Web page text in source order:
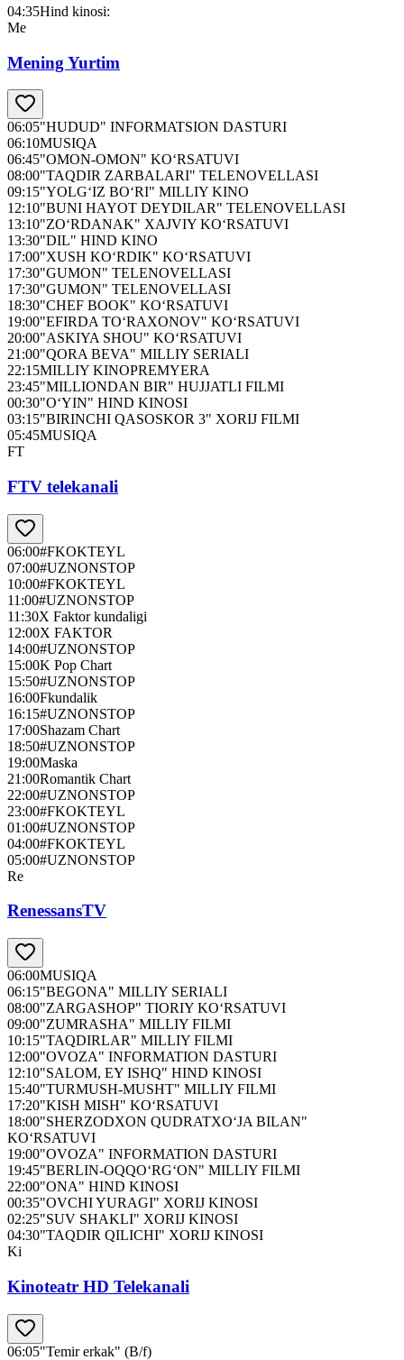
04:35Hind kinosi:
Me
Mening Yurtim
06:05"HUDUD" INFORMATSION DASTURI
06:10MUSIQA
06:45"OMON-OMON" KO‘RSATUVI
08:00"TAQDIR ZARBALARI" TELENOVELLASI
09:15"YOLG‘IZ BO‘RI" MILLIY KINO
12:10"BUNI HAYOT DEYDILAR" TELENOVELLASI
13:10"ZO‘RDANAK" XAJVIY KO‘RSATUVI
13:30"DIL" HIND KINO
17:00"XUSH KO‘RDIK" KO‘RSATUVI
17:30"GUMON" TELENOVELLASI
17:30"GUMON" TELENOVELLASI
18:30"CHEF BOOK" KO‘RSATUVI
19:00"EFIRDA TO‘RAXONOV" KO‘RSATUVI
20:00"ASKIYA SHOU" KO‘RSATUVI
21:00"QORA BEVA" MILLIY SERIALI
22:15MILLIY KINOPREMYERA
23:45"MILLIONDAN BIR" HUJJATLI FILMI
00:30"O‘YIN" HIND KINOSI
03:15"BIRINCHI QASOSKOR 3" XORIJ FILMI
05:45MUSIQA
FT
FTV telekanali
06:00#FKOKTEYL
07:00#UZNONSTOP
10:00#FKOKTEYL
11:00#UZNONSTOP
11:30X Faktor kundaligi
12:00X FAKTOR
14:00#UZNONSTOP
15:00K Pop Chart
15:50#UZNONSTOP
16:00Fkundalik
16:15#UZNONSTOP
17:00Shazam Chart
18:50#UZNONSTOP
19:00Maska
21:00Romantik Chart
22:00#UZNONSTOP
23:00#FKOKTEYL
01:00#UZNONSTOP
04:00#FKOKTEYL
05:00#UZNONSTOP
Re
RenessansTV
06:00MUSIQA
06:15"BEGONA" MILLIY SERIALI
08:00"ZARGASHOP" TIORIY KO‘RSATUVI
09:00"ZUMRASHA" MILLIY FILMI
10:15"TAQDIRLAR" MILLIY FILMI
12:00"OVOZA" INFORMATION DASTURI
12:10"SALOM, EY ISHQ" HIND KINOSI
15:40"TURMUSH-MUSHT" MILLIY FILMI
17:20"KISH MISH" KO‘RSATUVI
18:00"SHERZODXON QUDRATXO‘JA BILAN"
KO‘RSATUVI
19:00"OVOZA" INFORMATION DASTURI
19:45"BERLIN-OQQO‘RG‘ON" MILLIY FILMI
22:00"ONA" HIND KINOSI
00:35"OVCHI YURAGI" XORIJ KINOSI
02:25"SUV SHAKLI" XORIJ KINOSI
04:30"TAQDIR QILICHI" XORIJ KINOSI
Ki
Kinoteatr HD Telekanali
06:05"Temir erkak" (B/f)